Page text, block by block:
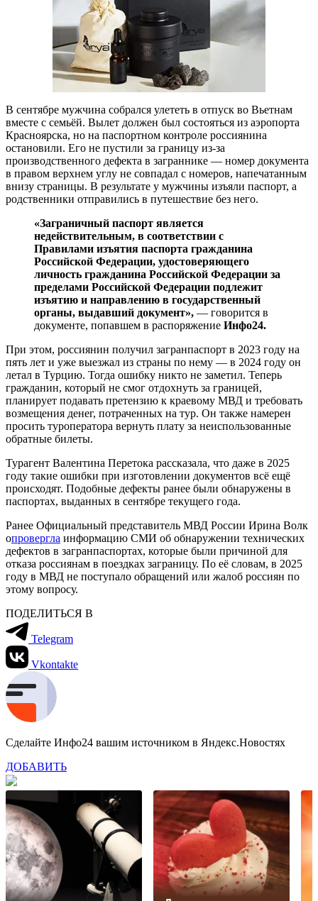
В сентябре мужчина собрался улететь в отпуск во Вьетнам
вместе с семьёй. Вылет должен был состояться из аэропорта
Красноярска, но на паспортном контроле россиянина
остановили. Его не пустили за границу из-за
производственного дефекта в заграннике — номер документа
в правом верхнем углу не совпадал с номеров, напечатанным
внизу страницы. В результате у мужчины изъяли паспорт, а
родственники отправились в путешествие без него.
«Заграничный паспорт является
недействительным, в соответствии с
Правилами изъятия паспорта гражданина
Российской Федерации, удостоверяющего
личность гражданина Российской Федерации за
пределами Российской Федерации подлежит
изъятию и направлению в государственный
органы, выдавший документ», — говорится в
документе, попавшем в распоряжение Инфо24.
При этом, россиянин получил загранпаспорт в 2023 году на
пять лет и уже выезжал из страны по нему — в 2024 году он
летал в Турцию. Тогда ошибку никто не заметил. Теперь
гражданин, который не смог отдохнуть за границей,
планирует подавать претензию к краевому МВД и требовать
возмещения денег, потраченных на тур. Он также намерен
просить туроператора вернуть плату за неиспользованные
обратные билеты.
Турагент Валентина Перетока рассказала, что даже в 2025
году такие ошибки при изготовлении документов всё ещё
происходят. Подобные дефекты ранее были обнаружены в
паспортах, выданных в сентябре текущего года.
Ранее Официальный представитель МВД России Ирина Волк
опровергла информацию СМИ об обнаружении технических
дефектов в загранпаспортах, которые были причиной для
отказа россиянам в поездках заграницу. По её словам, в 2025
году в МВД не поступало обращений или жалоб россиян по
этому вопросу.
ПОДЕЛИТЬСЯ В
Telegram
Vkontakte
Сделайте Инфо24 вашим источником в Яндекс.Новостях
ДОБАВИТЬ